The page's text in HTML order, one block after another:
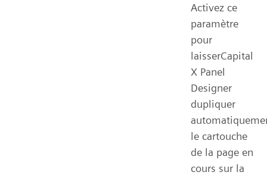
Activez ce
paramètre
pour
laisserCapital
X Panel
Designer
dupliquer
le cartouche
de la page en
cours sur la